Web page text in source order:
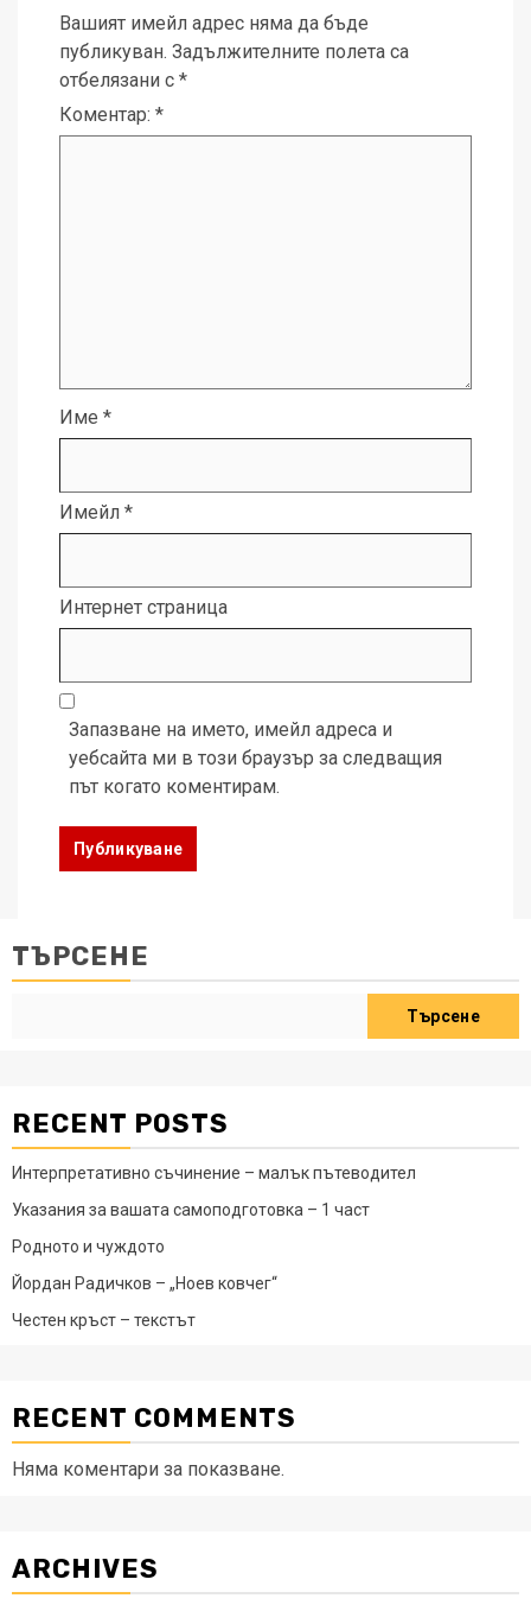
Вашият имейл адрес няма да бъде
публикуван. Задължителните полета са
отбелязани с *
Коментар: *
Име *
Имейл *
Интернет страница
Запазване на името, имейл адреса и
уебсайта ми в този браузър за следващия
път когато коментирам.
ТЪРСЕНЕ
Търсене
RECENT POSTS
Интерпретативно съчинение – малък пътеводител
Указания за вашата самоподготовка – 1 част
Родното и чуждото
Йордан Радичков – „Ноев ковчег“
Честен кръст – текстът
RECENT COMMENTS
Няма коментари за показване.
ARCHIVES